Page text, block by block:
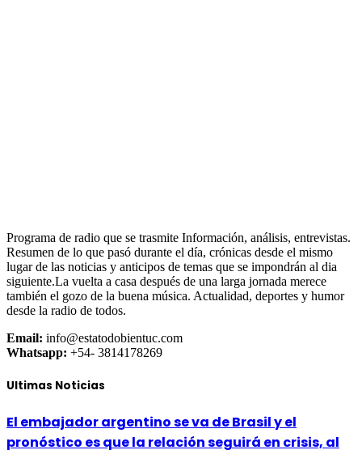
Programa de radio que se trasmite Información, análisis, entrevistas.
Resumen de lo que pasó durante el día, crónicas desde el mismo
lugar de las noticias y anticipos de temas que se impondrán al dia
siguiente.La vuelta a casa después de una larga jornada merece
también el gozo de la buena música. Actualidad, deportes y humor
desde la radio de todos.
Email: info@estatodobientuc.com
Whatsapp: +54- 3814178269
Ultimas Noticias
El embajador argentino se va de Brasil y el
pronóstico es que la relación seguirá en crisis, al